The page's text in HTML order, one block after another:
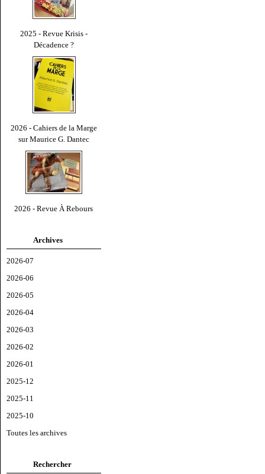
2025 - Revue Krisis -
Décadence ?
2026 - Cahiers de la Marge
sur Maurice G. Dantec
2026 - Revue À Rebours
Archives
2026-07
2026-06
2026-05
2026-04
2026-03
2026-02
2026-01
2025-12
2025-11
2025-10
Toutes les archives
Rechercher